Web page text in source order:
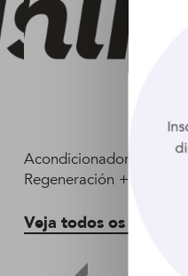
Acondicionador DOVE
Regeneración + Retinol
Veja todos os produtos